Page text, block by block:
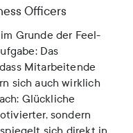
Officers
Grunde der Feel-
Das
Mitarbeitende
sich auch wirklich
Glückliche
sondern